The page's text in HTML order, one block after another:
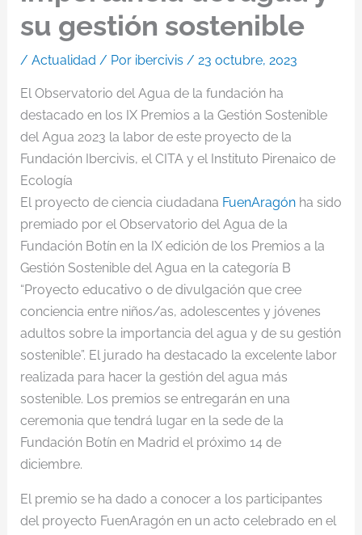
su gestión sostenible
/ Actualidad / Por ibercivis / 23 octubre, 2023
El Observatorio del Agua de la fundación ha
destacado en los IX Premios a la Gestión Sostenible
del Agua 2023 la labor de este proyecto de la
Fundación Ibercivis, el CITA y el Instituto Pirenaico de
Ecología
El proyecto de ciencia ciudadana FuenAragónha sido
premiado por el Observatorio del Agua de la
Fundación Botín en la IX edición de los Premios a la
Gestión Sostenible del Agua en la categoría B
“Proyecto educativo o de divulgación que cree
conciencia entre niños/as, adolescentes y jóvenes
adultos sobre la importancia del agua y de su gestión
sostenible”. El jurado ha destacado la excelente labor
realizada para hacer la gestión del agua más
sostenible. Los premios se entregarán en una
ceremonia que tendrá lugar en la sede de la
Fundación Botín en Madrid el próximo 14 de
diciembre.
El premio se ha dado a conocer a los participantes
del proyecto FuenAragón en un acto celebrado en el